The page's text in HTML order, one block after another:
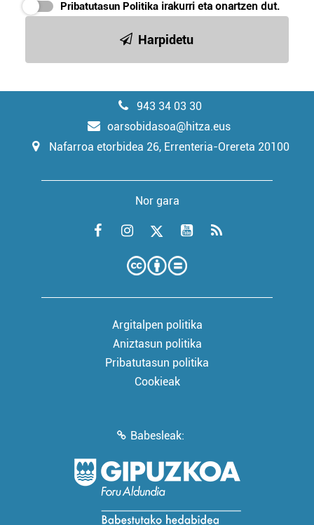
Pribatutasun Politika irakurri eta onartzen dut.
Harpidetu
943 34 03 30
oarsobidasoa@hitza.eus
Nafarroa etorbidea 26, Errenteria-Orereta 20100
Nor gara
Argitalpen politika
Aniztasun politika
Pribatutasun politika
Cookieak
Babesleak: